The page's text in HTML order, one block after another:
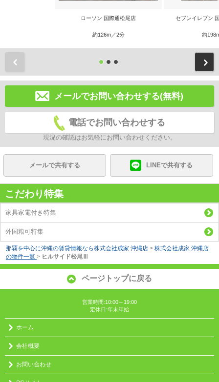
ローソン 国際通松尾店
約126m／2分
セブンイレブン
約
メールでお問い合わせする(無料)
電話でお問い合わせする
現況の確認はお気軽にお問い合わせください。
メールで共有する LINEで共有する
こだわり特集
家具家電付き特集
外国籍可特集
那覇を中心に沖縄の賃貸情報なら株式会社成家 沖縄店 > 株式会社成家 沖縄店
の物件一覧 > ヒルサイド松尾Ⅲ
ページトップに戻る
営業時間:10:00～19:00
定休日:年末年始
ホーム
会社概要
お問い合わせ